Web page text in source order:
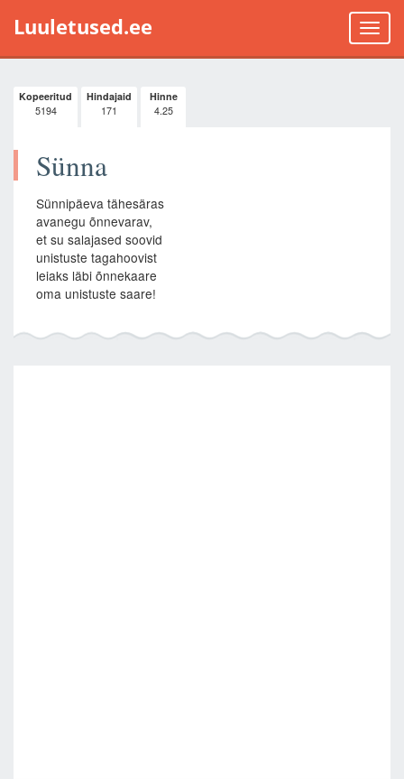
Luuletused.ee
Toggle
Kopeeritud
5194
Hindajaid
171
Hinne
4.25
Sünna
Sünnipäeva tähesäras
avanegu õnnevarav,
et su salajased soovid
unistuste tagahoovist
leiaks läbi õnnekaare
oma unistuste saare!